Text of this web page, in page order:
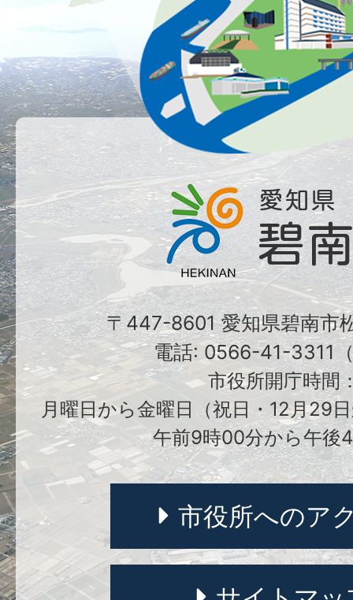
〒447-8601 愛知県碧南市
電話: 0566-41-3311
市役所開庁時間
月曜日から金曜日（祝日・12月29
午前9時00分から午後
市役所へのア